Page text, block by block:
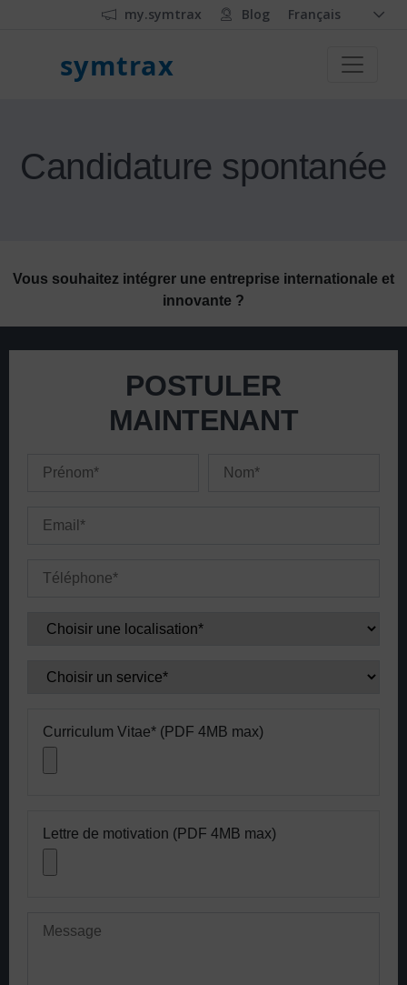
my.symtrax Blog Français
symtrax
Candidature spontanée
Vous souhaitez intégrer une entreprise internationale et
innovante ?
POSTULER
MAINTENANT
Curriculum Vitae* (PDF 4MB max)
Lettre de motivation (PDF 4MB max)